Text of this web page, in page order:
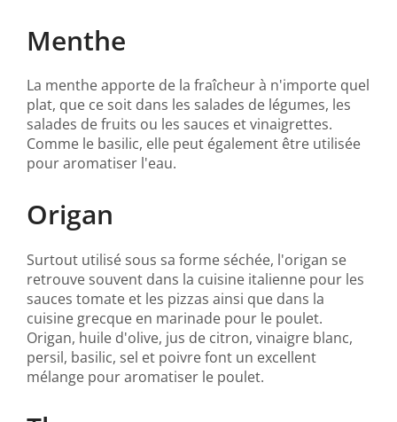
Menthe
La menthe apporte de la fraîcheur à n'importe quel
plat, que ce soit dans les salades de légumes, les
salades de fruits ou les sauces et vinaigrettes.
Comme le basilic, elle peut également être utilisée
pour aromatiser l'eau.
Origan
Surtout utilisé sous sa forme séchée, l'origan se
retrouve souvent dans la cuisine italienne pour les
sauces tomate et les pizzas ainsi que dans la
cuisine grecque en marinade pour le poulet.
Origan, huile d'olive, jus de citron, vinaigre blanc,
persil, basilic, sel et poivre font un excellent
mélange pour aromatiser le poulet.